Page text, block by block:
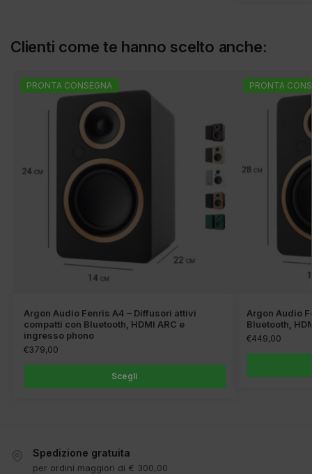
Clienti come te hanno scelto anche:
PRONTA CONSEGNA
Argon Audio Fenris A4 – Diffusori attivi
compatti con Bluetooth, HDMI ARC e
ingresso phono
€379,00
Scegli
PRONTA
Argon Audio
Bluetooth,
€449,00
Spedizione gratuita
per ordini maggiori di € 300,00